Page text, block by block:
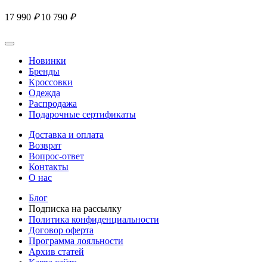
17 990 ₽ 10 790 ₽
Новинки
Бренды
Кроссовки
Одежда
Распродажа
Подарочные сертификаты
Доставка и оплата
Возврат
Вопрос-ответ
Контакты
О нас
Блог
Подписка на рассылку
Политика конфиденциальности
Договор оферта
Программа лояльности
Архив статей